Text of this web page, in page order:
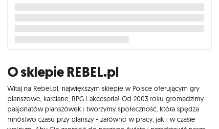
O sklepie REBEL.pl
Witaj na Rebel.pl, największym sklepie w Polsce oferującym gry
planszowe, karciane, RPG i akcesoria! Od 2003 roku gromadzimy
pasjonatów planszówek i tworzymy społeczność, która spędza
mnóstwo czasu przy planszy - zarówno w pracy, jak i w czasie